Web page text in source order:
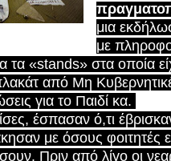
μια
με
τα «stands» στα οποία
από Μη
για το Παιδί κα.
έσπασαν ό,τι
με όσους φοιτητές
Πριν από λίγο οι